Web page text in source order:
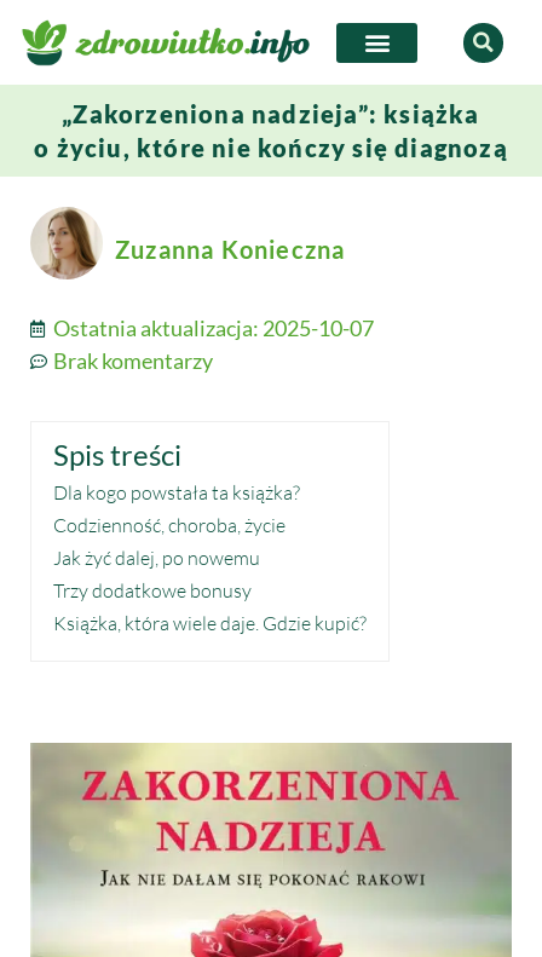
„Zakorzeniona nadzieja”: książka
o życiu, które nie kończy się diagnozą
Zuzanna Konieczna
Ostatnia aktualizacja: 2025-10-07
Brak komentarzy
Spis treści
Dla kogo powstała ta książka?
Codzienność, choroba, życie
Jak żyć dalej, po nowemu
Trzy dodatkowe bonusy
Książka, która wiele daje. Gdzie kupić?